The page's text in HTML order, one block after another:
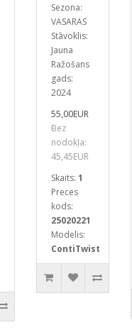
Sezona:
VASARAS
Stāvoklis:
Jauna
Ražošans
gads:
2024
55,00EUR
Bez
nodokļa:
45,45EUR
Skaits: 1
Preces
kods:
25020221
Modelis:
ContiTwist